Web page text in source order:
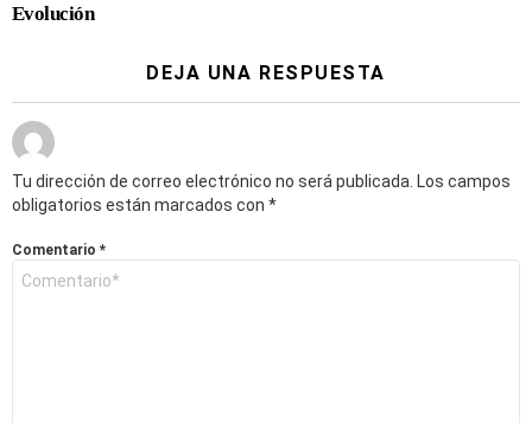
Evolución
DEJA UNA RESPUESTA
Tu dirección de correo electrónico no será publicada. Los campos
obligatorios están marcados con *
Comentario *